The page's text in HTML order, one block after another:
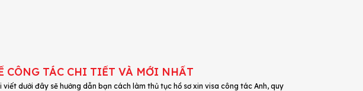
TÁC CHI TIẾT VÀ MỚI NHẤT
dưới đây sẽ hướng dẫn bạn cách làm thủ tục hồ sơ xin visa công tác Anh, quy